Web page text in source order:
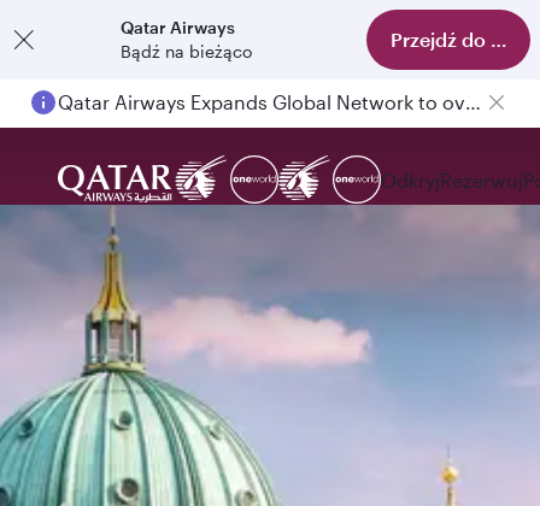
Qatar Airways
Bądź na bieżąco
Przejdź do
Qatar Airways Expands Global Network to over 160 Destinations
OdkryjRezerwuj